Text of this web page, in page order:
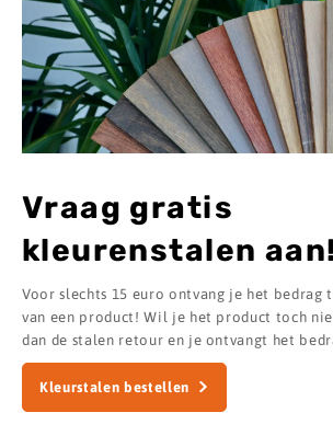
Vraag gratis
kleurenstalen aan!
Voor slechts 15 euro ontvang je het bedrag
van een product! Wil je het product toch
dan de stalen retour en je ontvangt het
Kleurstalen bestellen